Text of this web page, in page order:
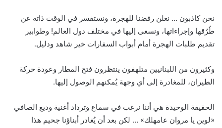
نحن كاذبون … نعلن رفضنا للهجرة، ونستفسر في الوقت ذاته عن
طُرُقها وإجراءاتها، ونسعى إليها في مختلف دول العالم! وطوابير
تقديم طلبات الهجرة أمام أبواب السفارات خير شاهد ودليل.
وكثيرون من اللبنانيين متلهفون ينتظرون فتح المطار وعودة حركة
الطيران، للمغادرة إلى أي وجهة يُمكنهم الوصول إليها.
الحقيقة الوحيدة هي أننا نرغب في سماع وترداد أغنية وديع الصافي
«لوين يا مروان عامهلك» … لكن بعد أن يُغادر أبناؤنا جحيم هذا